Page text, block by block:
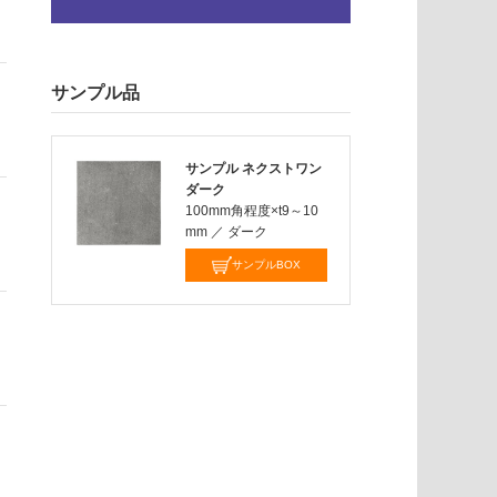
サンプル品
サンプル ネクストワン
ダーク
100mm角程度×t9～10
mm ／ ダーク
サンプルBOX